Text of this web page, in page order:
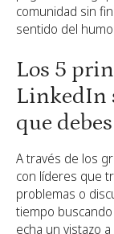
comunidad sin
sentido del
Los 5
LinkedIn
que
A través de los
con líderes que
problemas o
tiempo
echa un vistazo